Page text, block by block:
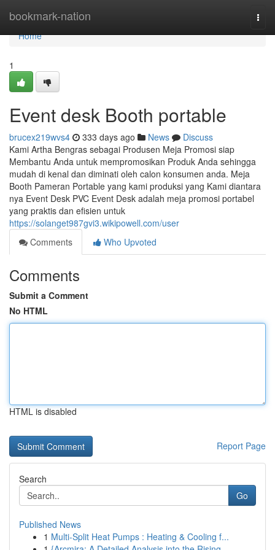
bookmark-nation
Home
Home
1
Event desk Booth portable
brucex219wvs4 333 days ago News
Discuss
Kami Artha Bengras sebagai Produsen Meja Promosi siap
Membantu Anda untuk mempromosikan Produk Anda sehingga
mudah di kenal dan diminati oleh calon konsumen anda. Meja
Booth Pameran Portable yang kami produksi yang Kami diantara
nya Event Desk PVC Event Desk adalah meja promosi portabel
yang praktis dan efisien untuk
https://solanget987gvi3.wikipowell.com/user
Comments
Who Upvoted
Comments
Submit a Comment
No HTML
HTML is disabled
Report Page
Search
Go
Published News
1 Multi-Split Heat Pumps : Heating & Cooling f...